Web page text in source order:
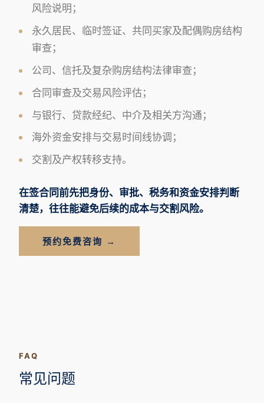
风险说明；
永久居民、临时签证、共同买家及配偶购房结构
审查；
公司、信托及复杂购房结构法律审查；
合同审查及交易风险评估；
与银行、贷款经纪、中介及相关方沟通；
海外资金安排与交易时间线协调；
交割及产权转移支持。
在签合同前先把身份、审批、税务和资金安排判断
清楚，往往能避免后续的成本与交割风险。
预约免费咨询 →
FAQ
常见问题